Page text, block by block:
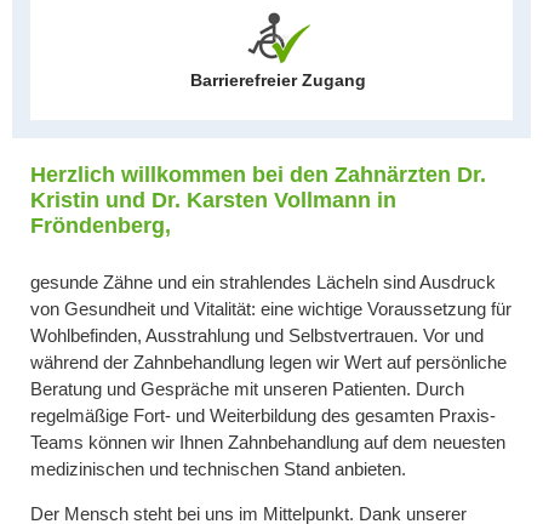
Barrierefreier Zugang
Herzlich willkommen bei den Zahnärzten Dr.
Kristin und Dr. Karsten Vollmann in
Fröndenberg,
gesunde Zähne und ein strahlendes Lächeln sind Ausdruck
von Gesundheit und Vitalität: eine wichtige Voraussetzung für
Wohlbefinden, Ausstrahlung und Selbstvertrauen. Vor und
während der Zahnbehandlung legen wir Wert auf persönliche
Beratung und Gespräche mit unseren Patienten. Durch
regelmäßige Fort- und Weiterbildung des gesamten Praxis-
Teams können wir Ihnen Zahnbehandlung auf dem neuesten
medizinischen und technischen Stand anbieten.
Der Mensch steht bei uns im Mittelpunkt. Dank unserer